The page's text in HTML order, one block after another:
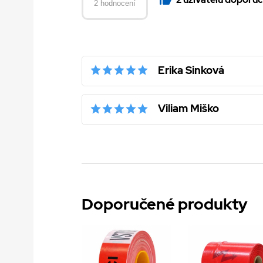
2 hodnocení
Erika Sinková
Viliam Miško
Doporučené produkty